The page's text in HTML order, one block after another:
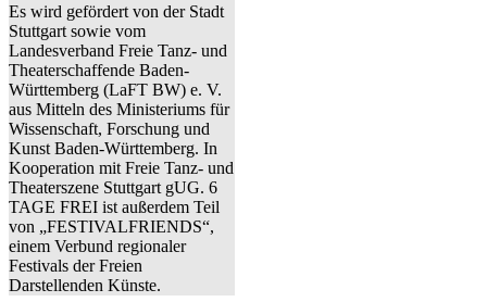
Es wird gefördert von der Stadt
Stuttgart sowie vom
Landesverband Freie Tanz- und
Theaterschaffende Baden-
Württemberg (LaFT BW) e. V.
aus Mitteln des Ministeriums für
Wissenschaft, Forschung und
Kunst Baden-Württemberg. In
Kooperation mit Freie Tanz- und
Theaterszene Stuttgart gUG. 6
TAGE FREI ist außerdem Teil
von „FESTIVALFRIENDS“,
einem Verbund regionaler
Festivals der Freien
Darstellenden Künste.